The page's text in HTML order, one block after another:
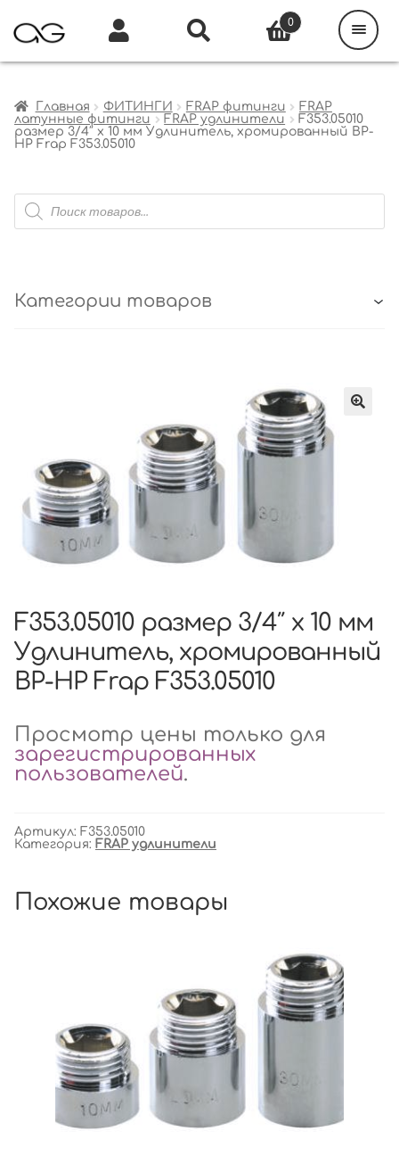
Главная ФИТИНГИ FRAP фитинги
FRAP
латунные фитинги
FRAP удлинители
F353.05010
размер 3/4″ x 10 мм Удлинитель, хромированный ВР-
НР Frap F353.05010
Поиск
товаров
Категории товаров
F353.05010 размер 3/4″ x 10 мм
Удлинитель, хромированный
ВР-НР Frap F353.05010
Просмотр цены только для
зарегистрированных
пользователей.
Артикул: F353.05010
Категория: FRAP удлинители
Похожие товары
0